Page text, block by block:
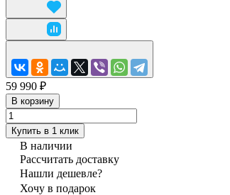
59 990 ₽
В корзину
Купить в 1 клик
В наличии
Рассчитать доставку
Нашли дешевле?
Хочу в подарок